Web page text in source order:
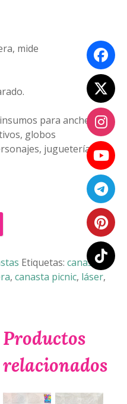
mide
para anchetas
globos
juguetería
Etiquetas: canasta,
, canasta picnic, láser,
Productos
relacionados